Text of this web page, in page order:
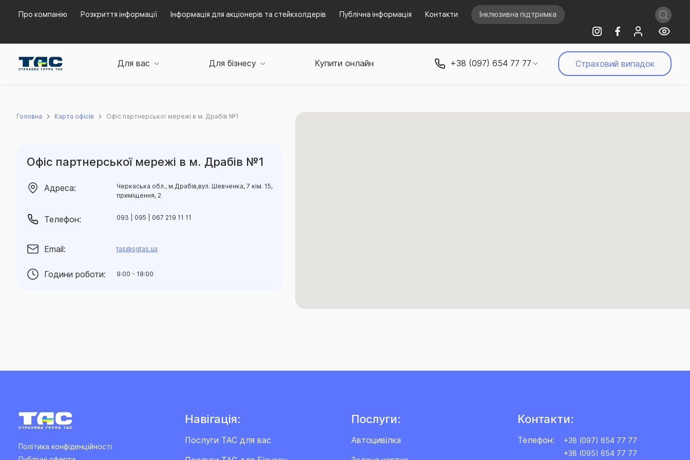
Про компанію Розкриття інформації Інформація для акціонерів та стейкхолдерів Публічна інформація Контакти Інклюзивна підтримка
Для вас Для бізнесу Купити онлайн +38 (097) 654 77 77 Страховий випадок
Головна Карта офісів Офіс партнерської мережі в м. Драбів №1
Офіс партнерської мережі в м. Драбів №1
Адреса:
Черкаська обл., м.Драбів,вул. Шевченка, 7 кім. 15,
приміщення, 2
Телефон: 093 | 095 | 067 219 11 11
Email: tas@sgtas.ua
Години роботи: 9:00 - 18:00
Політика конфіденційності
Навігація:
Послуги ТАС для вас
Послуги:
Автоцивілка
Контакти:
Телефон:
+38 (097) 654 77 77
+38 (095) 654 77 77